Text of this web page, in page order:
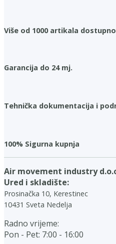
Više od 1000 artikala
Garancija do 24 mj.
Tehnička dokumentacija i
100% Sigurna kupnja
Air movement industry
Ured i skladište:
Prosinačka 10, Kerestinec
10431 Sveta Nedelja
Radno vrijeme:
Pon - Pet: 7:00 - 16:00